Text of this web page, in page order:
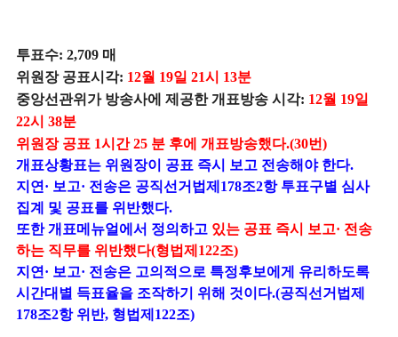
투표수: 2,709 매
위원장 공표시각: 12월 19일 21시 13분
중앙선관위가 방송사에 제공한 개표방송 시각: 12월 19일
22시 38분
위원장 공표 1시간 25 분 후에 개표방송했다.(30번)
개표상황표는 위원장이 공표 즉시 보고 전송해야 한다.
지연· 보고· 전송은 공직선거법제178조2항 투표구별 심사
집계 및 공표를 위반했다.
또한 개표메뉴얼에서 정의하고 있는 공표 즉시 보고· 전송
하는 직무를 위반했다(형법제122조)
지연· 보고· 전송은 고의적으로 특정후보에게 유리하도록
시간대별 득표율을 조작하기 위해 것이다.(공직선거법제
178조2항 위반, 형법제122조)